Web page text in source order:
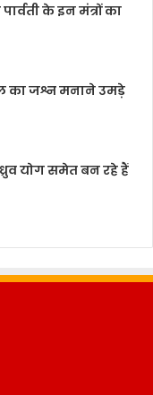
के इन मंत्रों का
का जश्न मनाने उमड़े
योग समेत बन रहे हैं